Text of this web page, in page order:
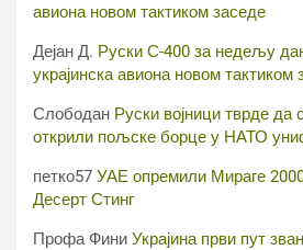
авиона новом тактиком заседе
Дејан Д. Руски С-400 за недељу
украјинска авиона новом тактиком
Слободан Руски војници тврде да
открили пољске борце у НАТО
петко57 УАЕ опремили Мираге
Десерт Стинг
Профа Фини Украјина први пут